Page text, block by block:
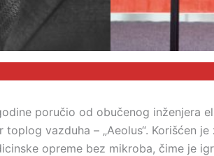
poručio od obučenog inženjera
vazduha – „Aeolus“. Korišćen
opreme bez mikroba, čime je